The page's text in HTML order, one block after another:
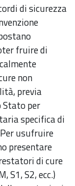
di sicurezza
fruire di
non
previa
per
specifica di
usufruire
presentare
di cure
S1, S2, ecc.)